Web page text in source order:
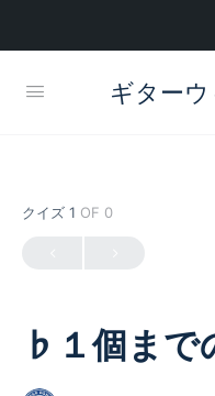
ギター
クイズ 1 OF 0
♭１個まで